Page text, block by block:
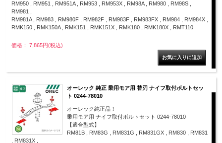
RM950 , RM951 , RM951A , RM953 , RM953X , RM98A , RM980 , RM98S ,
RM981 ,
RM981A , RM983 , RM980F , RM982F , RM983F , RM983FX , RM984 , RM984X ,
RMK150 , RMK150A , RMK151 , RMK151X , RMK180 , RMK180X , RMT110
価格： 7,865円(税込)
オーレック 純正 乗用モア用 替刃 ナイフ取付ボルトセッ
ト 0244-78010
オーレック純正品！
乗用モア用 ナイフ取付ボルトセット 0244-78010
【適合型式】
RM81B , RM83G , RM831G , RM831GX , RM830 , RM831
, RM831X ,